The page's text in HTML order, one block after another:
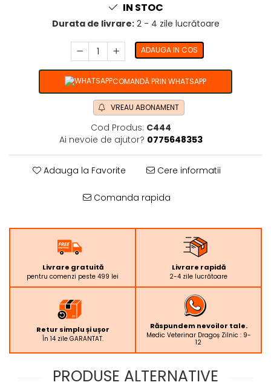
IN STOC
Durata de livrare:2 - 4 zile lucrătoare
ADAUGA IN COS
COMANDĂ PRIN WHATSAPP
VREAU ABONAMENT
Cod Produs: C444
Ai nevoie de ajutor? 0775648353
Adauga la Favorite Cere informatii
Comanda rapida
Livrare gratuită
pentru comenzi peste 499 lei
Livrare rapidă
2-4 zile lucrătoare
Retur simplu și ușor
În 14 zile GARANTAT.
Răspundem nevoilor tale.
Medic Veterinar Dragoș Zilnic : 9-
12
PRODUSE ALTERNATIVE